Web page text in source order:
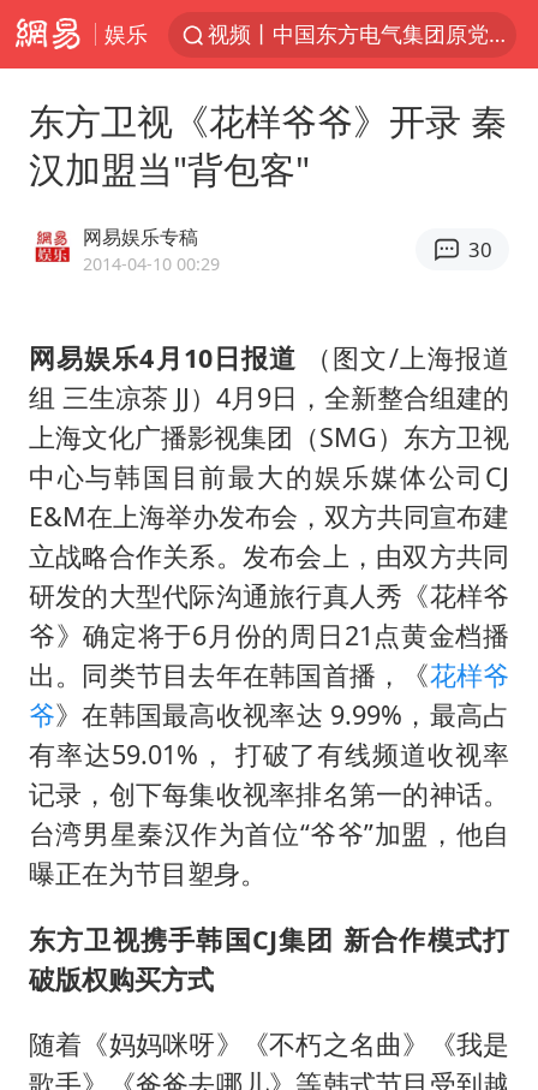
娱乐
视频丨中国东方电气集团原党组副书记、董事宋致远被查
女主硬加吻戏短剧已下架
中国父女泰国骑摩托车坠崖1死1伤
周末打虎 宋致远被查
郑丽文：台湾从来没有“独立”过
黄金创今年来最大单周涨幅
女子网购名牌包发现是自己丢的那只
《给阿嬷的情书》售后来了
多个明星演唱会取消
万岁山接盘烂尾恒大文旅城
女儿为争财产堵门阻挠父亲出殡
制冰厂工人旺季能月入一万三
习近平心系体育强国建设
东方卫视《花样爷爷》开录 秦
汉加盟当"背包客"
网易娱乐专稿
2014-04-10 00:29
30
网易娱乐4月10日报道 （图文/上海报道
组 三生凉茶 JJ）4月9日，全新整合组建的
上海文化广播影视集团（SMG）东方卫视
中心与韩国目前最大的娱乐媒体公司CJ
E&M在上海举办发布会，双方共同宣布建
立战略合作关系。发布会上，由双方共同
研发的大型代际沟通旅行真人秀《花样爷
爷》确定将于6月份的周日21点黄金档播
出。同类节目去年在韩国首播，《花样爷
爷》在韩国最高收视率达 9.99%，最高占
有率达59.01%， 打破了有线频道收视率
记录，创下每集收视率排名第一的神话。
台湾男星秦汉作为首位“爷爷”加盟，他自
曝正在为节目塑身。
东方卫视携手韩国CJ集团 新合作模式打
破版权购买方式
随着《妈妈咪呀》《不朽之名曲》《我是